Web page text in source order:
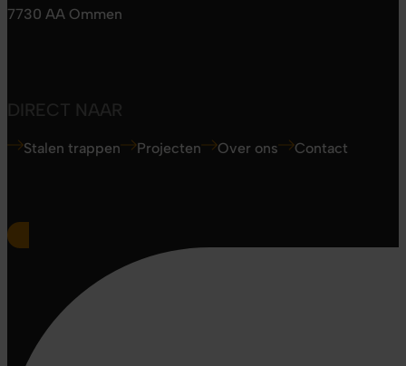
7730 AA Ommen
DIRECT NAAR
Stalen trappen Projecten Over ons Contact